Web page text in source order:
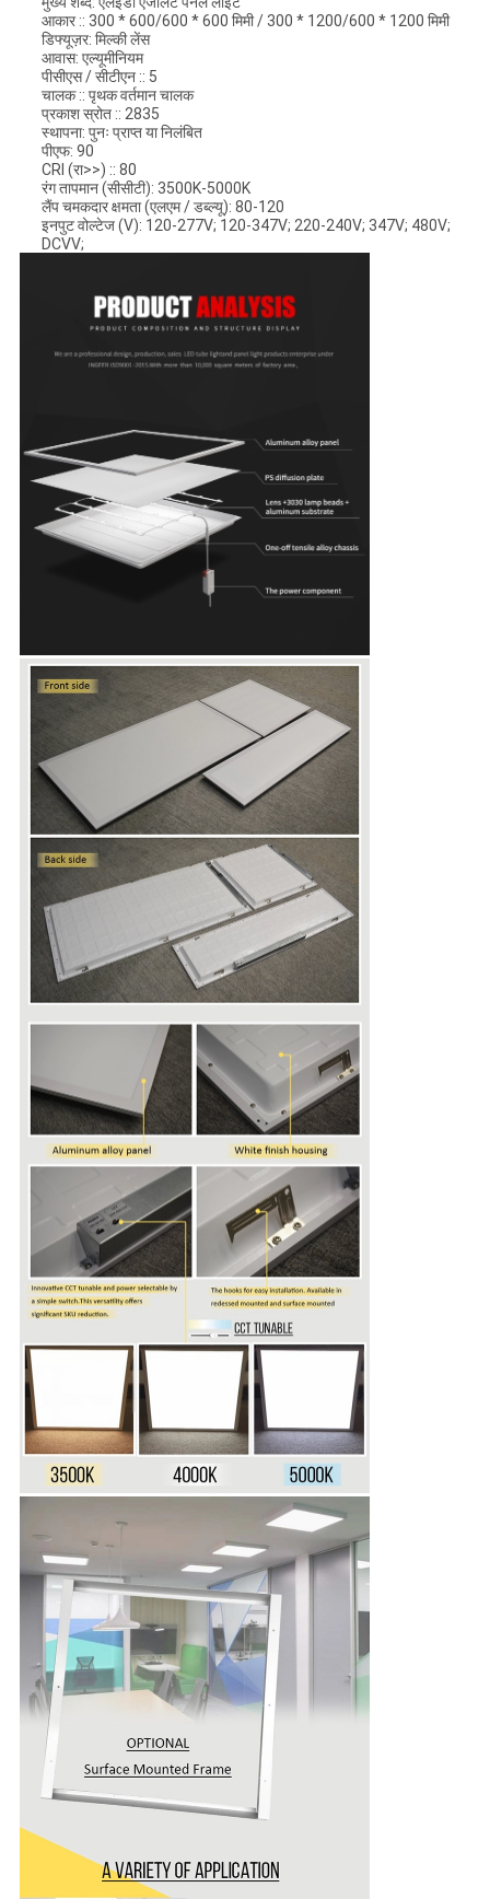
आकार :: 300 * 600/600 * 600 मिमी / 300 * 1200/600 * 1200 मिमी
डिफ्यूज़र: मिल्की लेंस
आवास: एल्यूमीनियम
पीसीएस / सीटीएन :: 5
चालक :: पृथक वर्तमान चालक
प्रकाश स्रोत :: 2835
स्थापना: पुनः प्राप्त या निलंबित
पीएफ: 90
CRI (रा>>) :: 80
रंग तापमान (सीसीटी): 3500K-5000K
लैंप चमकदार क्षमता (एलएम / डब्ल्यू): 80-120
इनपुट वोल्टेज (V): 120-277V; 120-347V; 220-240V; 347V; 480V;
DCVV;